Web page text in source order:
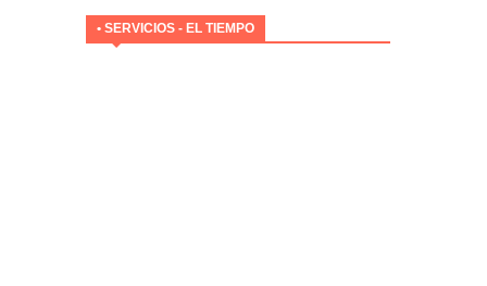
• SERVICIOS - EL TIEMPO